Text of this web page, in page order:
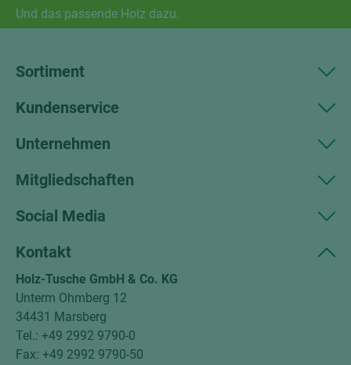
Und das passende Holz dazu.
Sortiment
Kundenservice
Unternehmen
Mitgliedschaften
Social Media
Kontakt
Holz-Tusche GmbH & Co. KG
Unterm Ohmberg 12
34431 Marsberg
Tel.: +49 2992 9790-0
Fax: +49 2992 9790-50